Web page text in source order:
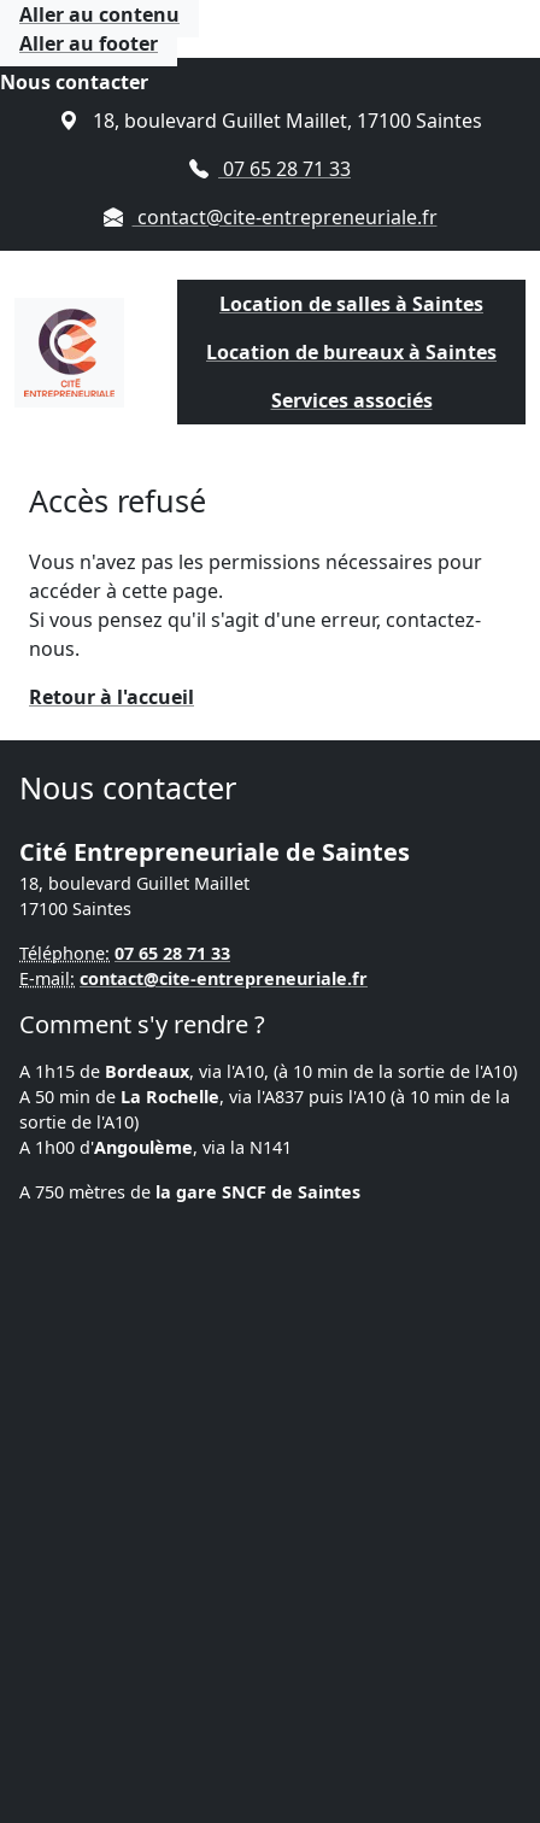
Aller au contenu
Aller au footer
Nous contacter
18, boulevard Guillet Maillet, 17100 Saintes
07 65 28 71 33
contact@cite-entrepreneuriale.fr
Location de salles à Saintes
Location de bureaux à Saintes
Services associés
Accès refusé
Vous n'avez pas les permissions nécessaires pour
accéder à cette page.
Si vous pensez qu'il s'agit d'une erreur, contactez-
nous.
Retour à l'accueil
Nous contacter
Cité Entrepreneuriale de Saintes
18, boulevard Guillet Maillet
17100 Saintes
Téléphone: 07 65 28 71 33
E-mail: contact@cite-entrepreneuriale.fr
Comment s'y rendre ?
A 1h15 de Bordeaux, via l'A10, (à 10 min de la sortie de l'A10)
A 50 min de La Rochelle, via l'A837 puis l'A10 (à 10 min de la
sortie de l'A10)
A 1h00 d'Angoulème, via la N141
A 750 mètres de la gare SNCF de Saintes